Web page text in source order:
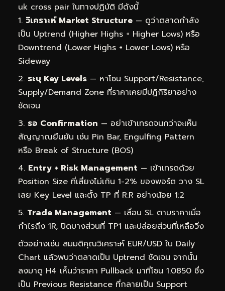
uk cross pair ในทางปฏิบัติ มีดังนี้
วิเคราะห์ Market Structure — ดูว่าตลาดกำลัง
เป็น Uptrend (Higher Highs + Higher Lows) หรือ
Downtrend (Lower Highs + Lower Lows) หรือ
Sideway
ระบุ Key Levels — หาโซน Support/Resistance,
Supply/Demand Zone ที่ราคาเคยมีปฏิกิริยาอย่าง
ชัดเจน
รอ Confirmation — อย่าเข้าเทรดจนกว่าจะเห็น
สัญญาณยืนยัน เช่น Pin Bar, Engulfing Pattern
หรือ Break of Structure (BOS)
Entry + Risk Management — เข้าเทรดด้วย
Position Size ที่เสี่ยงไม่เกิน 1-2% ของพอร์ต วาง SL
เลย Key Level และตั้ง TP ที่ R:R อย่างน้อย 1:2
Trade Management — เลื่อน SL ตามราคาเมื่อ
กำไรถึง 1R, ปิดบางส่วนที่ TP1 และปล่อยส่วนที่เหลือวิ่ง
ตัวอย่างเช่น สมมติคุณวิเคราะห์ EUR/USD ใน Daily
Chart แล้วพบว่าตลาดเป็น Uptrend ชัดเจน จากนั้น
ลงมาดู H4 เห็นว่าราคา Pullback มาที่โซน 1.0850 ซึ่ง
เป็น Previous Resistance ที่กลายเป็น Support